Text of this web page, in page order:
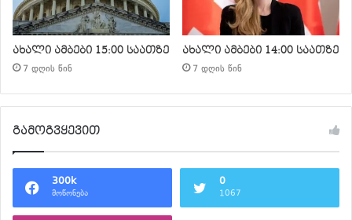
ახალი ამბები 15:00 საათზე
7 დღის წინ
ახალი ამბები 14:00 საათზე
7 დღის წინ
გამოგვყევით
300k
მოწონება
0
1067